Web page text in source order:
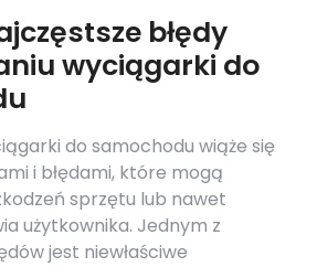
błędy
wyciągarki do
do samochodu wiąże się
i błędami, które mogą
sprzętu lub nawet
użytkownika. Jednym z
jest niewłaściwe